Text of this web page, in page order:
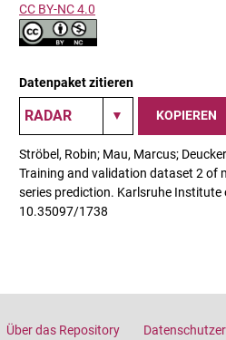
CC BY-NC 4.0
Datenpaket zitieren
KOPIEREN
Ströbel, Robin; Mau, Marcus;
Training and validation dataset 2 of
series prediction. Karlsruhe Institute
10.35097/1738
Über das Repository